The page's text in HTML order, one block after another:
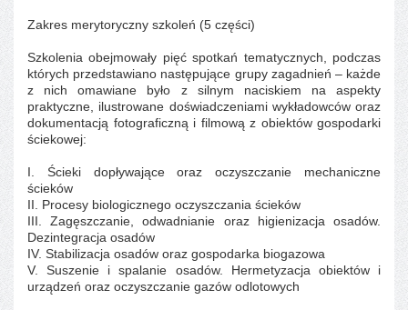
Zakres merytoryczny szkoleń (5 części)
Szkolenia obejmowały pięć spotkań tematycznych, podczas
których przedstawiano następujące grupy zagadnień – każde
z nich omawiane było z silnym naciskiem na aspekty
praktyczne, ilustrowane doświadczeniami wykładowców oraz
dokumentacją fotograficzną i filmową z obiektów gospodarki
ściekowej:
I. Ścieki dopływające oraz oczyszczanie mechaniczne
ścieków
II. Procesy biologicznego oczyszczania ścieków
III. Zagęszczanie, odwadnianie oraz higienizacja osadów.
Dezintegracja osadów
IV. Stabilizacja osadów oraz gospodarka biogazowa
V. Suszenie i spalanie osadów. Hermetyzacja obiektów i
urządzeń oraz oczyszczanie gazów odlotowych